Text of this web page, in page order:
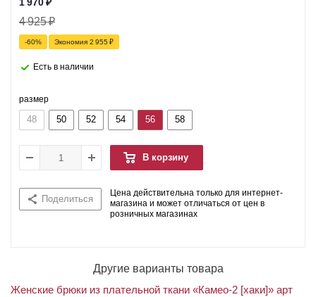
4 925₽
-60% Экономия 2 955 ₽
Есть в наличии
размер
48 50 52 54 56 58
В корзину
Поделиться
Цена действительна только для интернет-
магазина и может отличаться от цен в
розничных магазинах
Другие варианты товара
Женские брюки из плательной ткани «Камео-2 [хаки]» арт